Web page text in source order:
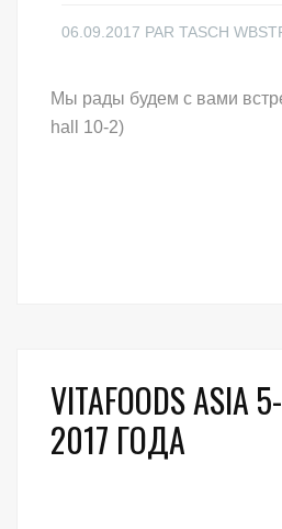
06.09.2017 PAR TASCH
Мы рады будем с вами
hall 10-2)
VITAFOODS ASIA
2017 ГОДА